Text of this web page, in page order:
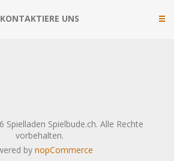
KONTAKTIERE UNS
Spielladen Spielbude.ch. Alle Rechte
vorbehalten.
by nopCommerce